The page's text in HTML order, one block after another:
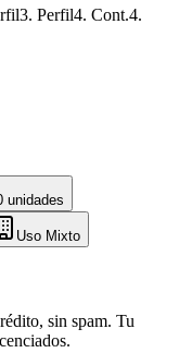
3. Perfil4. Cont.4.
unidades
Uso Mixto
sin spam. Tu